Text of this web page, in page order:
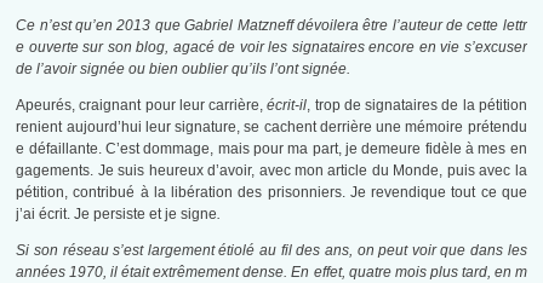
Ce n’est qu’en 2013 que Gabriel Matzneff dévoilera être l’auteur de cette lettr
e ouverte sur son blog, agacé de voir les signataires encore en vie s’excuser
de l’avoir signée ou bien oublier qu’ils l’ont signée.
Apeurés, craignant pour leur carrière, écrit-il, trop de signataires de la pétition
renient aujourd’hui leur signature, se cachent derrière une mémoire prétendu
e défaillante. C’est dommage, mais pour ma part, je demeure fidèle à mes en
gagements. Je suis heureux d’avoir, avec mon article du Monde, puis avec la
pétition, contribué à la libération des prisonniers. Je revendique tout ce que
j’ai écrit. Je persiste et je signe.
Si son réseau s’est largement étiolé au fil des ans, on peut voir que dans les
années 1970, il était extrêmement dense.En effet, quatre mois plus tard, en m